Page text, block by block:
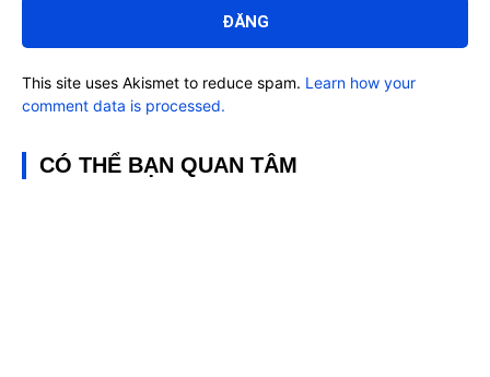
luận:
This site uses Akismet to reduce spam. Learn how your
comment data is processed.
CÓ THỂ BẠN QUAN TÂM